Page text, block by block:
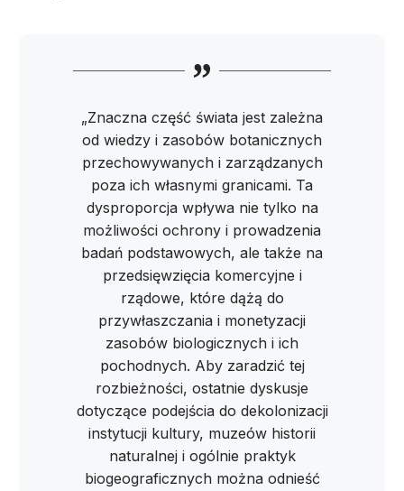
„Znaczna część świata jest zależna
od wiedzy i zasobów botanicznych
przechowywanych i zarządzanych
poza ich własnymi granicami. Ta
dysproporcja wpływa nie tylko na
możliwości ochrony i prowadzenia
badań podstawowych, ale także na
przedsięwzięcia komercyjne i
rządowe, które dążą do
przywłaszczania i monetyzacji
zasobów biologicznych i ich
pochodnych. Aby zaradzić tej
rozbieżności, ostatnie dyskusje
dotyczące podejścia do dekolonizacji
instytucji kultury, muzeów historii
naturalnej i ogólnie praktyk
biogeograficznych można odnieść